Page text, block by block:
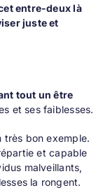
entre-deux là
juste et
tout un être
et ses faiblesses.
très bon exemple.
et capable
malveillants,
la rongent.